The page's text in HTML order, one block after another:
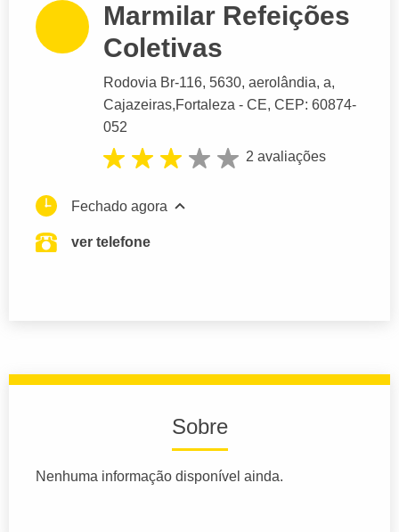
Marmilar Refeições
Coletivas
Rodovia Br-116, 5630, aerolândia, a,
Cajazeiras,Fortaleza - CE, CEP: 60874-
052
2 avaliações
Fechado agora
ver telefone
Sobre
Nenhuma informação disponível ainda.